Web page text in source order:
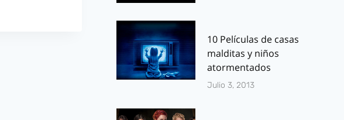
10 Películas de casas
malditas y niños
atormentados
Julio 3, 2013